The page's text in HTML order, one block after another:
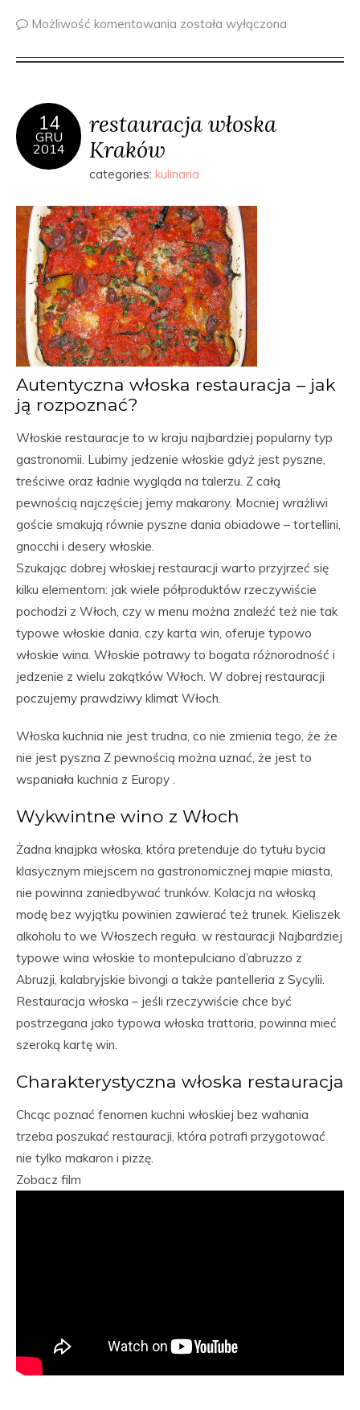
Możliwość komentowania została wyłączona
14
GRU
2014
restauracja włoska
Kraków
categories: kulinaria
Autentyczna włoska restauracja – jak
ją rozpoznać?
Włoskie restauracje to w kraju najbardziej popularny typ
gastronomii. Lubimy jedzenie włoskie gdyż jest pyszne,
treściwe oraz ładnie wygląda na talerzu. Z całą
pewnością najczęściej jemy makarony. Mocniej wrażliwi
goście smakują równie pyszne dania obiadowe – tortellini,
gnocchi i desery włoskie.
Szukając dobrej włoskiej restauracji warto przyjrzeć się
kilku elementom: jak wiele półproduktów rzeczywiście
pochodzi z Włoch, czy w menu można znaleźć też nie tak
typowe włoskie dania, czy karta win, oferuje typowo
włoskie wina. Włoskie potrawy to bogata różnorodność i
jedzenie z wielu zakątków Włoch. W dobrej restauracji
poczujemy prawdziwy klimat Włoch.
Włoska kuchnia nie jest trudna, co nie zmienia tego, że że
nie jest pyszna Z pewnością można uznać, że jest to
wspaniała kuchnia z Europy .
Wykwintne wino z Włoch
Żadna knajpka włoska, która pretenduje do tytułu bycia
klasycznym miejscem na gastronomicznej mapie miasta,
nie powinna zaniedbywać trunków. Kolacja na włoską
modę bez wyjątku powinien zawierać też trunek. Kieliszek
alkoholu to we Włoszech reguła. w restauracji Najbardziej
typowe wina włoskie to montepulciano d’abruzzo z
Abruzji, kalabryjskie bivongi a także pantelleria z Sycylii.
Restauracja włoska – jeśli rzeczywiście chce być
postrzegana jako typowa włoska trattoria, powinna mieć
szeroką kartę win.
Charakterystyczna włoska restauracja
Chcąc poznać fenomen kuchni włoskiej bez wahania
trzeba poszukać restauracji, która potrafi przygotować
nie tylko makaron i pizzę.
Zobacz film